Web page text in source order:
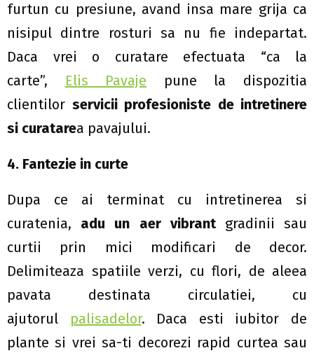
furtun cu presiune, avand insa mare grija ca
nisipul dintre rosturi sa nu fie indepartat.
Daca vrei o curatare efectuata “ca la
carte”, Elis Pavaje pune la dispozitia
clientilor servicii profesioniste de intretinere
si curatarea pavajului.
4. Fantezie in curte
Dupa ce ai terminat cu intretinerea si
curatenia, adu un aer vibrantgradinii sau
curtii prin mici modificari de decor.
Delimiteaza spatiile verzi, cu flori, de aleea
pavata destinata circulatiei, cu
ajutorul palisadelor. Daca esti iubitor de
plante si vrei sa-ti decorezi rapid curtea sau